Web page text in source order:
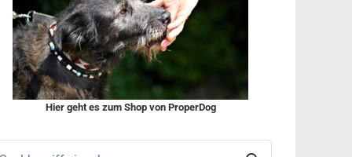
Hier geht es zum Shop von ProperDog